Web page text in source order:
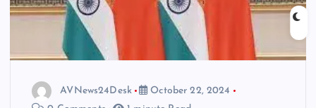
AVNews24Desk
October 22, 2024